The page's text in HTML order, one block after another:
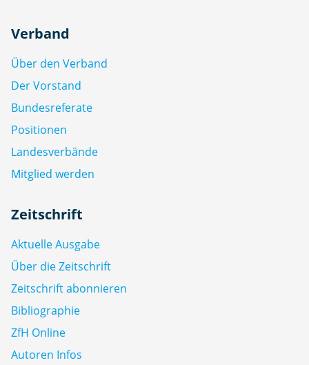
Verband
Über den Verband
Der Vorstand
Bundesreferate
Positionen
Landesverbände
Mitglied werden
Zeitschrift
Aktuelle Ausgabe
Über die Zeitschrift
Zeitschrift abonnieren
Bibliographie
ZfH Online
Autoren Infos